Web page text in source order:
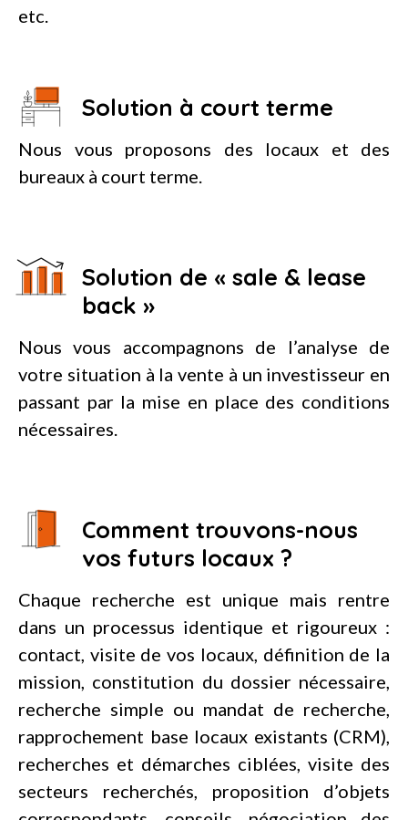
etc.
Solution à court terme
Nous vous proposons des locaux et des
bureaux à court terme.
Solution de « sale & lease
back »
Nous vous accompagnons de l’analyse de
votre situation à la vente à un investisseur en
passant par la mise en place des conditions
nécessaires.
Comment trouvons-nous
vos futurs locaux ?
Chaque recherche est unique mais rentre
dans un processus identique et rigoureux :
contact, visite de vos locaux, définition de la
mission, constitution du dossier nécessaire,
recherche simple ou mandat de recherche,
rapprochement base locaux existants (CRM),
recherches et démarches ciblées, visite des
secteurs recherchés, proposition d’objets